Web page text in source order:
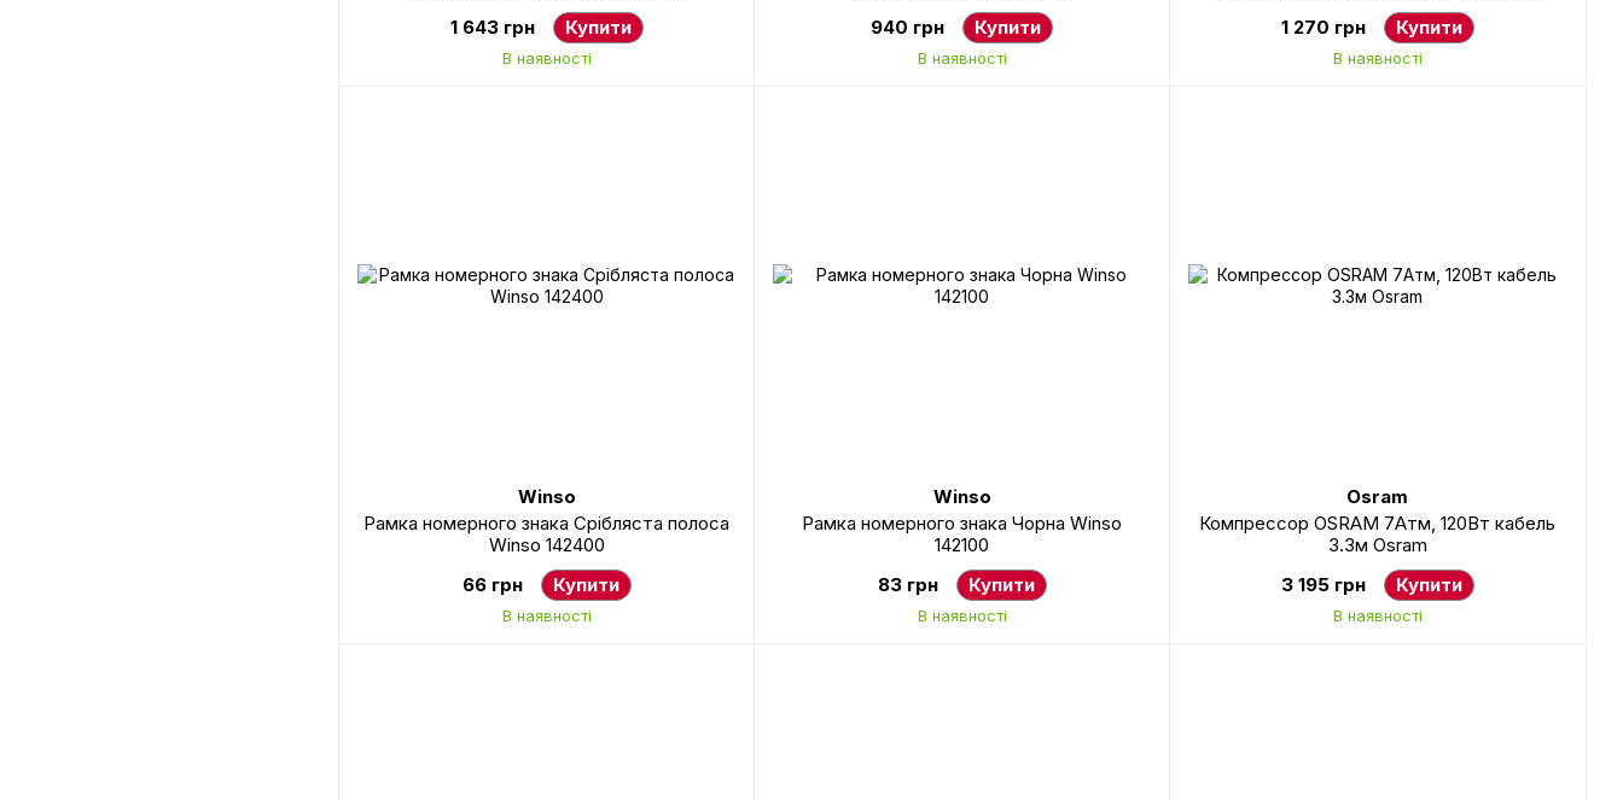
1 643 грн
Купити
В наявності
940 грн
Купити
В наявності
1 270 грн
Купити
В наявності
Winso
Рамка номерного знака Срібляста полоса
Winso 142400
66 грн
Купити
В наявності
Winso
Рамка номерного знака Чорна Winso
142100
83 грн
Купити
В наявності
Osram
Компрессор OSRAM 7Атм, 120Вт кабель
3.3м Osram
3 195 грн
Купити
В наявності